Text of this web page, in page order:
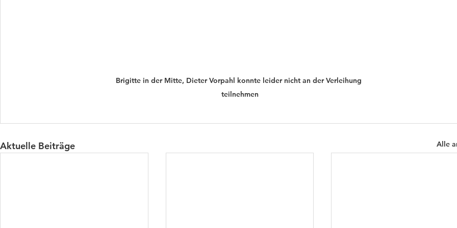
Brigitte in der Mitte, Dieter Vorpahl konnte leider nicht an der Verleihung
teilnehmen
Aktuelle Beiträge Alle